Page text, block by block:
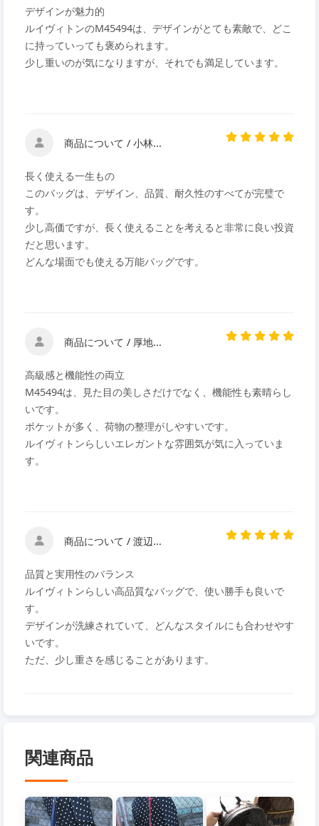
デザインが魅力的
ルイヴィトンのM45494は、デザインがとても素敵で、どこ
に持っていっても褒められます。
少し重いのが気になりますが、それでも満足しています。
商品について / 小林...
長く使える一生もの
このバッグは、デザイン、品質、耐久性のすべてが完璧で
す。
少し高価ですが、長く使えることを考えると非常に良い投資
だと思います。
どんな場面でも使える万能バッグです。
商品について / 厚地...
高級感と機能性の両立
M45494は、見た目の美しさだけでなく、機能性も素晴らし
いです。
ポケットが多く、荷物の整理がしやすいです。
ルイヴィトンらしいエレガントな雰囲気が気に入っていま
す。
商品について / 渡辺...
品質と実用性のバランス
ルイヴィトンらしい高品質なバッグで、使い勝手も良いで
す。
デザインが洗練されていて、どんなスタイルにも合わせやす
いです。
ただ、少し重さを感じることがあります。
関連商品